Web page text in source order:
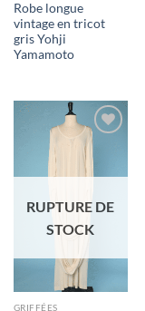
Robe longue
vintage en tricot
gris Yohji
Yamamoto
Ajouter
à la liste
d'envies
RUPTURE DE
STOCK
GRIFFÉES